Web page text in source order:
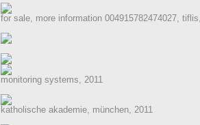
for sale, more information 004915782474027,
monitoring systems, 2011
katholische akademie, münchen, 2011